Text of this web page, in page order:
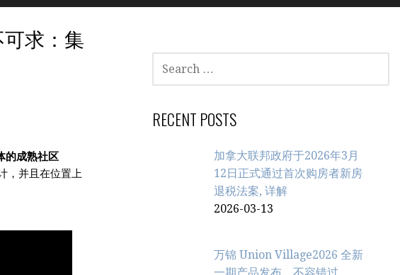
可求：集
的成熟社区
，并且在位置上
SEARCH
FOR:
RECENT POSTS
加拿大联邦政府于2026年3月
12日正式通过首次购房者新房
退税法案, 详解
2026-03-13
万锦 Union Village2026 全新